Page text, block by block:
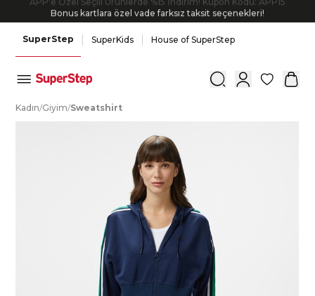
Bonus kartlara özel vade farksız taksit seçenekleri!
SuperStep SuperKids House of SuperStep
0
Kadın/Giyim/Sweatshirt